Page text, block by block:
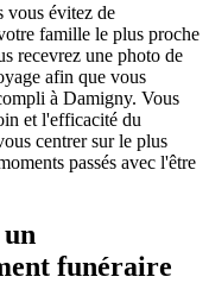
vous évitez de
famille le plus proche
recevrez une photo de
afin que vous
à Damigny. Vous
et l'efficacité du
centrer sur le plus
passés avec l'être
funéraire